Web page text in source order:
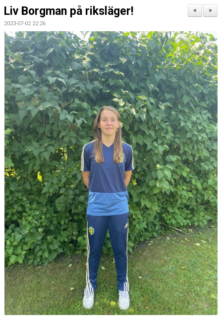
>
<
Liv Borgman på riksläger!
2023-07-02 22:26